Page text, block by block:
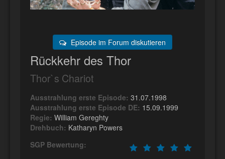
Episode im Forum diskutieren
Rückkehr des Thor
Thor`s Chariot
Ausstrahlung erste Episode: 31.07.1998
Ausstrahlung erste Episode DE: 15.09.1999
Regie: William Gereghty
Drehbuch: Katharyn Powers
SGP Bewertung: